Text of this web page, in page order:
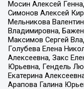
Мосин Алексей
Симонов Алексей
Мельникова
Владимировна,
Максимов Сергей
Голубева Елена
Алексеевна, Закс
Юрьевна, Гендель
Екатерина
Арапова Галина